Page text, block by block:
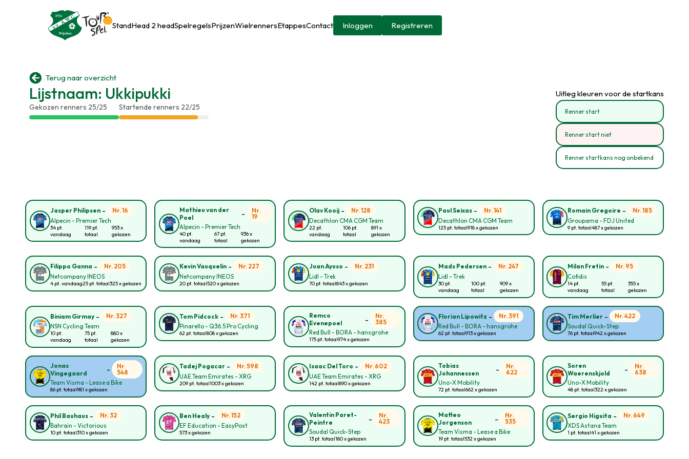
StandHead 2 headSpelregelsPrijzenWielrennersEtappesContact Inloggen Registreren
 Terug naar overzicht
Lijstnaam: Ukkipukki
Gekozen renners 25/25 Startende renners 22/25
Uitleg kleuren voor de startkans
Renner start
Renner start niet
Renner startkans nog onbekend
Jasper Philipsen -
Nr. 16
Alpecin - Premier Tech
34 pt.
vandaag
119 pt.
totaal
953 x
gekozen
Mathieu van der
Poel
-
Nr.
19
Alpecin - Premier Tech
40 pt.
vandaag
67 pt.
totaal
936 x
gekozen
Olav Kooij-
Nr. 128
Decathlon CMA CGM Team
22 pt.
vandaag
106 pt.
totaal
891 x
gekozen
Paul Seixas-
Nr. 141
Decathlon CMA CGM Team
125 pt. totaal918 x gekozen
Romain Gregoire -
Nr. 185
Groupama - FDJ United
9 pt. totaal487 x gekozen
Filippo Ganna -
Nr. 205
Netcompany INEOS
4 pt. vandaag25 pt. totaal325 x gekozen
Kevin Vauquelin -
Nr. 227
Netcompany INEOS
20 pt. totaal520 x gekozen
Juan Ayuso -
Nr. 231
Lidl - Trek
70 pt. totaal843 x gekozen
Mads Pedersen-
Nr. 247
Lidl - Trek
30 pt.
vandaag
100 pt.
totaal
909 x
gekozen
Milan Fretin-
Nr. 95
Cofidis
14 pt.
vandaag
55 pt.
totaal
355 x
gekozen
Biniam Girmay -
Nr. 327
NSN Cycling Team
10 pt.
vandaag
75 pt.
totaal
880 x
gekozen
Tom Pidcock -
Nr. 371
Pinarello - Q36.5 Pro Cycling
62 pt. totaal808 x gekozen
Remco
Evenepoel
-
Nr.
385
Red Bull - BORA - hansgrohe
175 pt. totaal974 x gekozen
Florian Lipowitz -
Nr. 391
Red Bull - BORA - hansgrohe
62 pt. totaal913 x gekozen
Tim Merlier-
Nr. 422
Soudal Quick-Step
76 pt. totaal942 x gekozen
Jonas
Vingegaard
-
Nr.
548
Team Visma - Lease a Bike
86 pt. totaal981 x gekozen
Tadej Pogacar -
Nr. 598
UAE Team Emirates - XRG
209 pt. totaal1003 x gekozen
Isaac Del Toro -
Nr. 602
UAE Team Emirates - XRG
142 pt. totaal890 x gekozen
Tobias
Johannessen
-
Nr.
622
Uno-X Mobility
72 pt. totaal662 x gekozen
Soren
Waerenskjold
-
Nr.
638
Uno-X Mobility
48 pt. totaal322 x gekozen
Phil Bauhaus -
Nr. 32
Bahrain - Victorious
10 pt. totaal310 x gekozen
Ben Healy -
Nr. 152
EF Education - EasyPost
573 x gekozen
Valentin Paret-
Peintre
-
Nr.
423
Soudal Quick-Step
13 pt. totaal180 x gekozen
Matteo
Jorgenson
-
Nr.
535
Team Visma - Lease a Bike
19 pt. totaal532 x gekozen
Sergio Higuita -
Nr. 649
XDS Astana Team
1 pt. totaal41 x gekozen